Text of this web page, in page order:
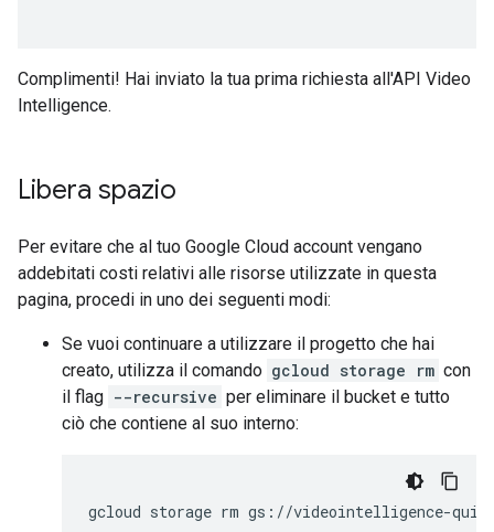
Complimenti! Hai inviato la tua prima richiesta all'API Video
Intelligence.
Libera spazio
Per evitare che al tuo Google Cloud account vengano
addebitati costi relativi alle risorse utilizzate in questa
pagina, procedi in uno dei seguenti modi:
Se vuoi continuare a utilizzare il progetto che hai
creato, utilizza il comando gcloud storage rm con
il flag --recursive per eliminare il bucket e tutto
ciò che contiene al suo interno:
gcloud storage rm gs://videointelligence-